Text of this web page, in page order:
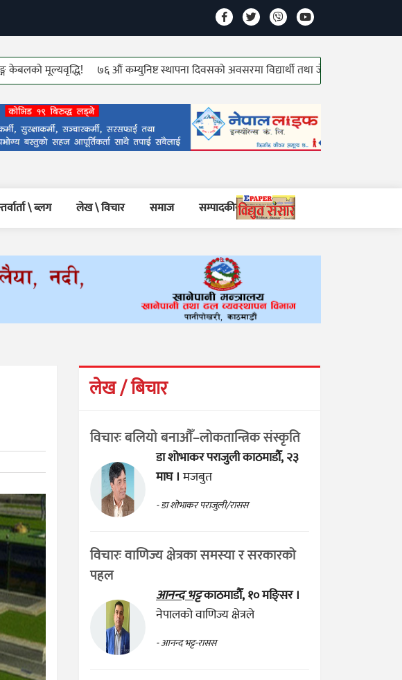
मूल्यवृद्धि! ७६ औं कम्युनिष्ट स्थापना दिवसको अवसरमा विद्यार्थी तथा जेष्ठ कम्युनिष्ट योद्धाहरु
\ ब्लग लेख \ विचार समाज सम्पादकीय
लेख / बिचार
विचारः बलियो बनाऔँ–लोकतान्त्रिक संस्कृति
डा शोभाकर पराजुलीकाठमाडौँ, २३
माघ ।मजबुत
- डा शोभाकर पराजुली/रासस
विचारः वाणिज्य क्षेत्रका समस्या र सरकारको
पहल
आनन्द भट्टकाठमाडौँ, १० मङ्सिर ।
नेपालको वाणिज्य क्षेत्रले
- आनन्द भट्ट-रासस